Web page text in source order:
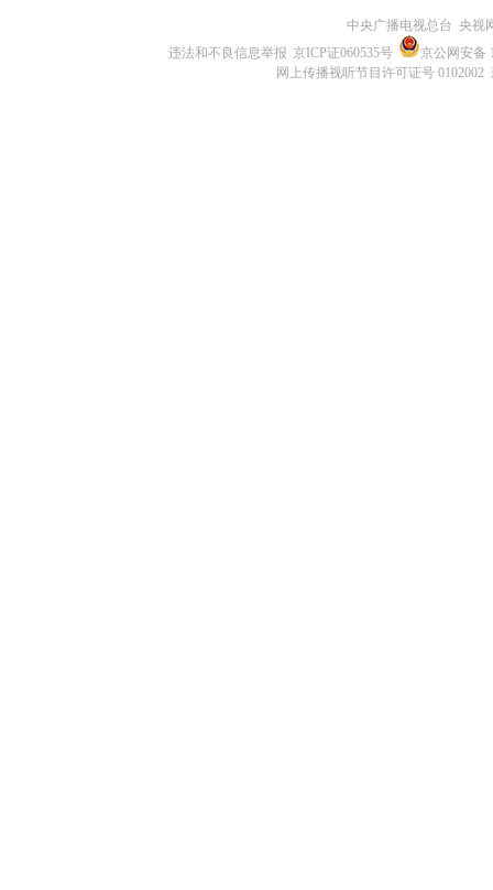
中央广播电视总台 央视
违法和不良信息举报 京ICP证060535号
京公网安备
网上传播视听节目许可证号 0102002